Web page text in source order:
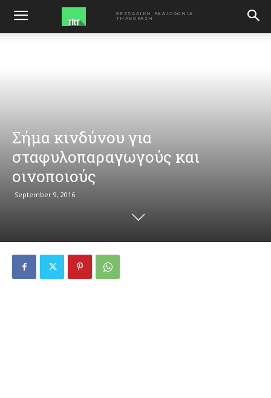
ΘΕΣΣΑΛΙΚΗ ΡΑΔΙΟΦΩΝΙΑ
ΤΗΛΕΟΡΑΣΗ
ΑΡΧΙΚΗ
Σήμα κινδύνου για
σταφυλοπαραγωγούς και
οινοποιούς
September 9, 2016